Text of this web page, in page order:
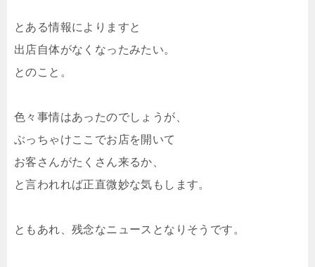
とある情報によりますと
出店自体がなくなったみたい。
とのこと。
色々事情はあったのでしょうが、
ぶっちゃけここでお店を開いて
お客さんがたくさん来るか、
と言われれば正直微妙な気もします。
ともあれ、残念なニュースとなりそうです。